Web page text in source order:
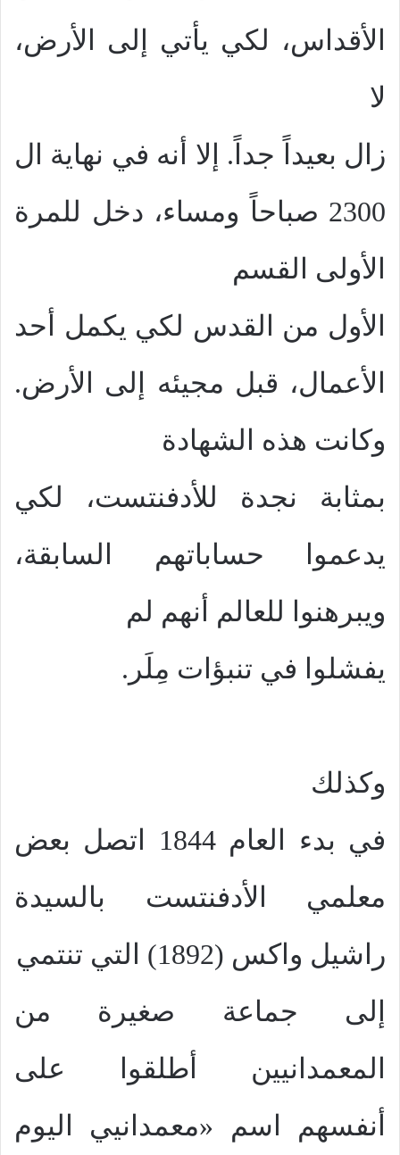
الأقداس، لكي يأتي إلى الأرض،
لا
زال بعيداً جداً. إلا أنه في نهاية ال
2300 صباحاً ومساء، دخل للمرة
الأولى القسم
الأول من القدس لكي يكمل أحد
الأعمال، قبل مجيئه إلى الأرض.
وكانت هذه الشهادة
بمثابة نجدة للأدفنتست، لكي
يدعموا حساباتهم السابقة،
ويبرهنوا للعالم أنهم لم
يفشلوا في تنبؤات مِلَر.
وكذلك
في بدء العام 1844 اتصل بعض
معلمي الأدفنتست بالسيدة
راشيل واكس (1892) التي تنتمي
إلى جماعة صغيرة من
المعمدانيين أطلقوا على
أنفسهم اسم «معمدانيي اليوم